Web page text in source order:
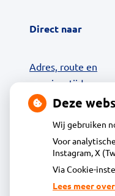
Direct naar
Adres, route en
openingstijden
Contact
Uw zorg online
24-uurs Afhaalkluis
Diensten
Klantenservice
Vacatures
Deze
Wij gebruiken
Voor
Instagram, X
Via Cookie-
Lees meer